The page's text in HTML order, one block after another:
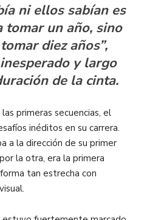
ni ellos sabían es
tomar un año, sino
diez años”,
y largo
de la cinta.
primeras secuencias, el
inéditos en su carrera.
a la dirección de su primer
la otra, era la primera
tan estrecha con